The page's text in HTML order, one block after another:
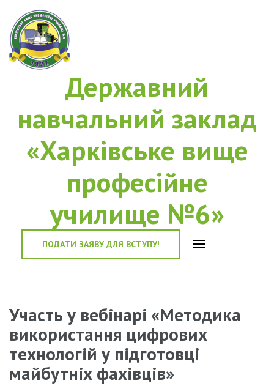
Державний
навчальний заклад
«Харківське вище
професійне
училище №6»
ПОДАТИ ЗАЯВУ ДЛЯ ВСТУПУ!
Участь у вебінарі «Методика
використання цифрових
технологій у підготовці
майбутніх фахівців»